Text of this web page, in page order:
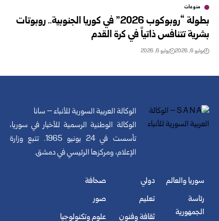
منوعات
بطولة “روبوكوب 2026” في كوريا الجنوبية.. روبوتات
بشرية تتنافس ذاتياً في كرة القدم
يوليو 6, 2026 يوليو 6, 2026
الوكالة العربية السورية للأنباء – سانا
الوكالة الوطنية الرسمية للأخبار في سوريا،
تأسست في 24 يونيو 1965. تتبع وزارة
الإعلام، ومركزها الرئيسي في دمشق.
سوريا والعالم
رئاسة
الجمهورية
دولي
تعليم
ثقافة وفنون
صحافة
صور
علوم وتكنولوجيا